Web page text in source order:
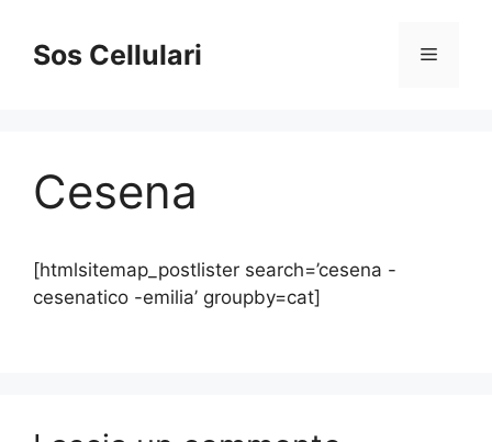
contenuto
Sos Cellulari Menu
Cesena
[htmlsitemap_postlister search=’cesena -
cesenatico -emilia’ groupby=cat]